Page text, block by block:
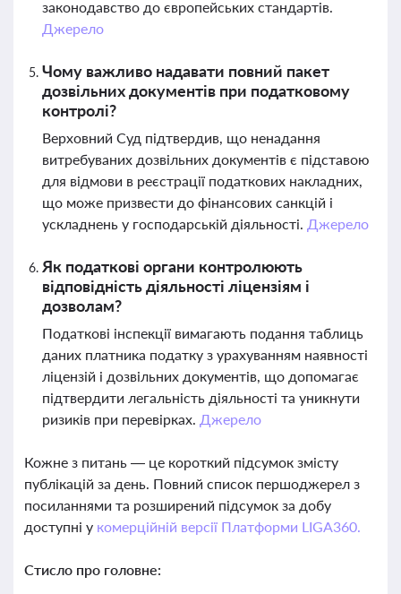
законодавство до європейських стандартів.
Джерело
Чому важливо надавати повний пакет
дозвільних документів при податковому
контролі?
Верховний Суд підтвердив, що ненадання
витребуваних дозвільних документів є підставою
для відмови в реєстрації податкових накладних,
що може призвести до фінансових санкцій і
ускладнень у господарській діяльності. Джерело
Як податкові органи контролюють
відповідність діяльності ліцензіям і
дозволам?
Податкові інспекції вимагають подання таблиць
даних платника податку з урахуванням наявності
ліцензій і дозвільних документів, що допомагає
підтвердити легальність діяльності та уникнути
ризиків при перевірках. Джерело
Кожне з питань — це короткий підсумок змісту
публікацій за день. Повний список першоджерел з
посиланнями та розширений підсумок за добу
доступні у комерційній версії Платформи LIGA360.
Стисло про головне: